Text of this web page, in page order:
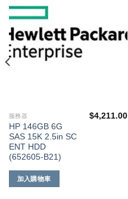
服務器
HP 146GB 6G
SAS 15K 2.5in SC
ENT HDD
(652605-B21)
$4,211.00
加入購物車